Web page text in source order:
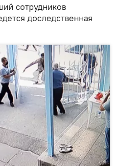
сотрудников
доследственная